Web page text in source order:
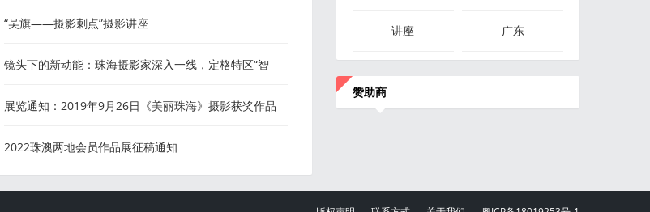
“吴旗——摄影刺点”摄影讲座
镜头下的新动能：珠海摄影家深入一线，定格特区“智
造”新图景
展览通知：2019年9月26日《美丽珠海》摄影获奖作品
展，在珠海城市职业技术学院金湾校
2022珠澳两地会员作品展征稿通知
讲座 广东
赞助商